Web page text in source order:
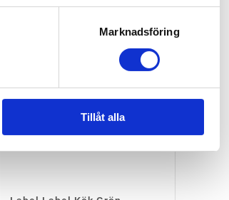
Marknadsföring
Tillåt alla